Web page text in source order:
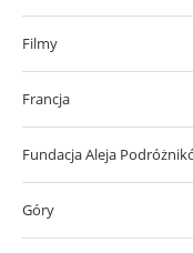
Filmy
Francja
Fundacja Aleja
Góry